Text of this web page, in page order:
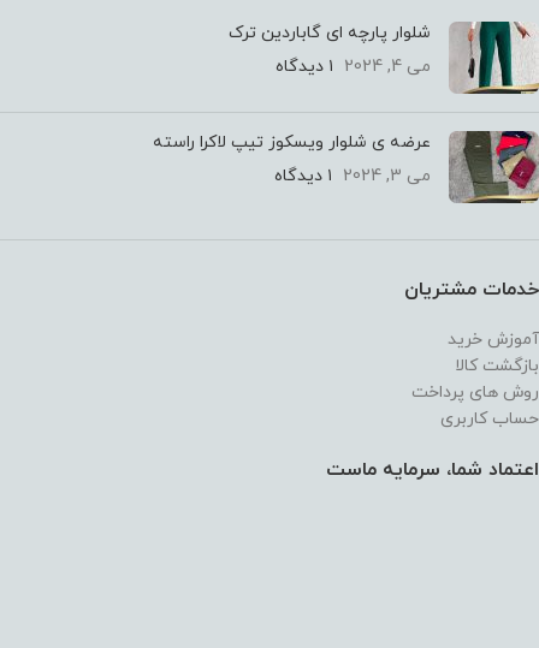
شلوار پارچه ای گاباردین ترک
می 4, 2024
۱ دیدگاه
عرضه ی شلوار ویسکوز تیپ لاکرا راسته
می 3, 2024
۱ دیدگاه
خدمات مشتریان
آموزش خرید
بازگشت کالا
روش های پرداخت
حساب کاربری
اعتماد شما، سرمایه ماست